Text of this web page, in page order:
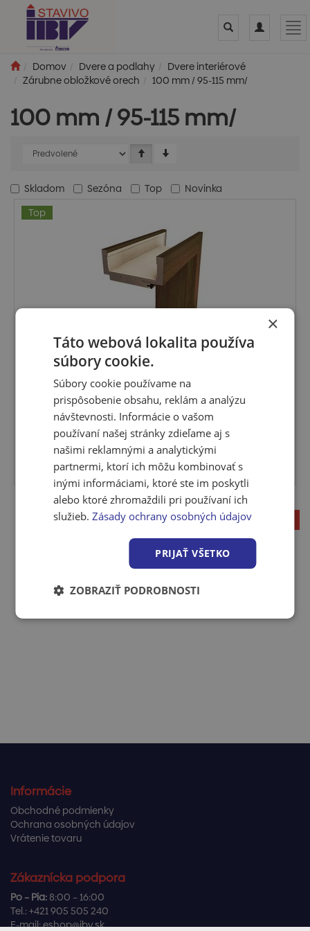
Toggle
Toggle
Domov
Dvere a podlahy
Dvere interiérové
Zárubne obložkové orech
100 mm / 95-115 mm/
100 mm / 95-115 mm/
Skladom Sezóna Top
Novinka
Top
Zárubňa orech 100 mm 60 L
Nastaviteľná obložková zárubňa.Moderná obložková
zárubňa.TEC...
Viac variantov
Viac variantov
Skladom > 5 ks
Informácie
Obchodné podmienky
Ochrana osobných údajov
Vrátenie tovaru
Zákaznícka podpora
Po – Pia:8:00 – 16:00
Tel.: +421 905 505 240
E-mail:eshop@ibv.sk
×
Táto webová lokalita používa
súbory cookie.
Súbory cookie používame na
prispôsobenie obsahu, reklám a analýzu
návštevnosti. Informácie o vašom
používaní našej stránky zdieľame aj s
našimi reklamnými a analytickými
partnermi, ktorí ich môžu kombinovať s
inými informáciami, ktoré ste im poskytli
alebo ktoré zhromaždili pri používaní ich
služieb.Zásady ochrany osobných údajov
PRIJAŤ VŠETKO
ZOBRAZIŤ PODROBNOSTI